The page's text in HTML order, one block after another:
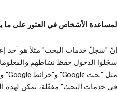
لمساعدة الأشخاص في العثور على ما
سجّلوا الدخول حفظ نشاطهم
في خدمات البحث" مفعّلة، يمكن لهذه